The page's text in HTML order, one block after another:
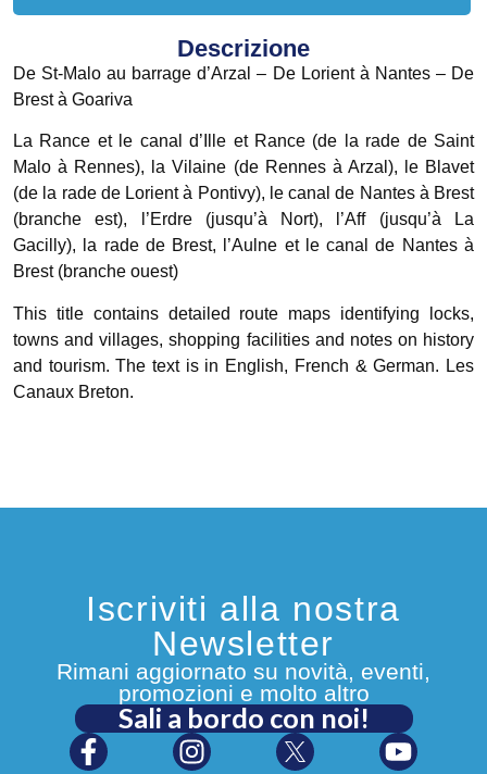
Descrizione
De St-Malo au barrage d’Arzal – De Lorient à Nantes – De
Brest à Goariva
La Rance et le canal d’Ille et Rance (de la rade de Saint
Malo à Rennes), la Vilaine (de Rennes à Arzal), le Blavet
(de la rade de Lorient à Pontivy), le canal de Nantes à Brest
(branche est), l’Erdre (jusqu’à Nort), l’Aff (jusqu’à La
Gacilly), la rade de Brest, l’Aulne et le canal de Nantes à
Brest (branche ouest)
This title contains detailed route maps identifying locks,
towns and villages, shopping facilities and notes on history
and tourism. The text is in English, French & German. Les
Canaux Breton.
Iscriviti alla nostra
Newsletter
Rimani aggiornato su novità, eventi,
promozioni e molto altro
Sali a bordo con noi!